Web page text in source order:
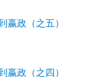
政（之五）
政（之四）